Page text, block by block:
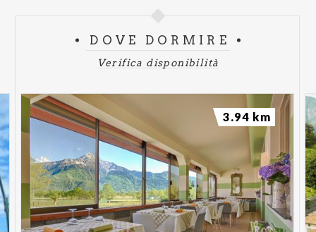
DOVE DORMIRE
Verifica disponibilità
3.94 km